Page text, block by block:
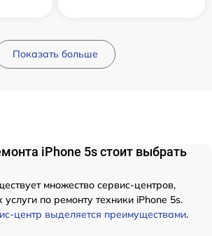
Показать больше
iPhone 5s стоит выбрать
множество сервис-центров,
по ремонту техники iPhone 5s.
центр выделяется преимуществами.